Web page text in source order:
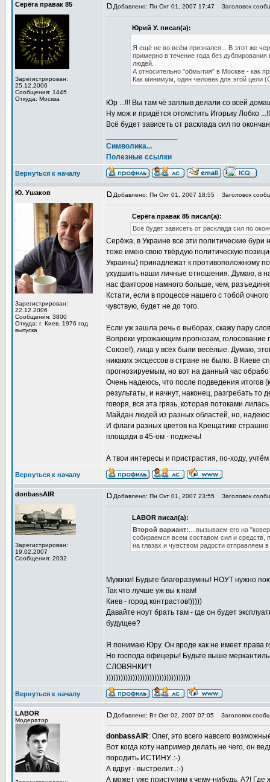
Серёга правак 85
Зарегистрирован:
25.12.2006
Сообщения: 1445
Откуда: Москва
Добавлено: Пн Окт 01, 2007 17:47 Заголовок
Юрий У. писал(а):
Я ещё не во всём признался... В этот же
примерно в течение года без
людей.
А относительно "обмытия" в Москве - как
Как минимум, один человек для этой цели
Юр ...!!! Вы там чё заплыв делали со всей
Ну мож и придётся отомстить Игорьку Лобко
Всё будет зависеть от расклада сил по
Символика...
Полезные ссылки
Вернуться к началу
Ю. Ушаков
Зарегистрирован:
22.12.2006
Сообщения: 3800
Откуда: г. Киев. 1976 год
выпуска
Добавлено: Пн Окт 01, 2007 18:55 Заголовок
Серёга правак 85 писал(а):
Всё будет зависеть от расклада сил по
Серёжа, в Украине все эти политические бури
тоже имею свою твёрдую политическую
Украины) принадлежат к противоположному
ухудшить наши личные отношения. Думаю, в
нас факторов намного больше, чем,
Кстати, если в процессе нашего с тобой
чувствую, будет не до того.
Если уж зашла речь о выборах, скажу пару
Вопреки угрожающим прогнозам,
Союзе!), лица у всех были весёлые. Думаю,
никаких эксцессов в стране не было. В Киеве
прогнозируемым, но вот на данный час
Очень надеюсь, что после подведения
результаты, и начнут, наконец, разгребать
говоря, вся эта грязь, которая потоками
Майдан людей из разных областей, но,
И флаги разных цветов на Крещатике
площади в 45-ом - поджечь!
А твои интересы и пристрастия, по-ходу,
Вернуться к началу
donbassAIR
Зарегистрирован:
19.02.2007
Сообщения: 2032
Добавлено: Пн Окт 01, 2007 23:55 Заголовок
LABOR писал(а):
Второй вариант: ....вызываем его на
собираемся всем составом сил и
на глазах и чувством радости отправляем
Мужики! Будьте благоразумны! НОУТ нужно
Так что лучше уж вы к нам!
Киев - город контрастов!)))))
Давайте ноут брать там - где он будет
будущее?
Я понимаю Юру. Он вроде как не имеет права
Но господа офицеры! Будьте выше
СЛОВЯНКИ"!
)))))))))))))))))))))))))))))))))))
Вернуться к началу
LABOR
Модератор
Добавлено: Вт Окт 02, 2007 07:05 Заголовок
donbassAIR: Олег, это всего навсего
Вот когда коту например делать не чего, он
породить ИСТИНУ..:-)
А вдруг - выстрелит..:-)
А может уже приступим к чему-нибудь, А?! Где